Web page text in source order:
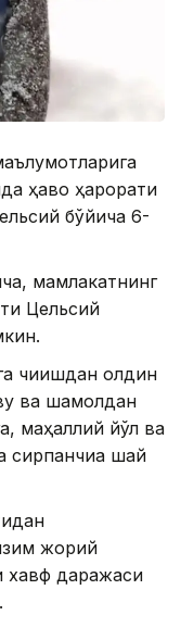
ҳаво ҳарорати
бўйича 6-
мамлакатнинг
Цельсий
чиқишдан олдин
ва шамолдан
маҳаллий йўл ва
шай
жорий
хавф даражаси